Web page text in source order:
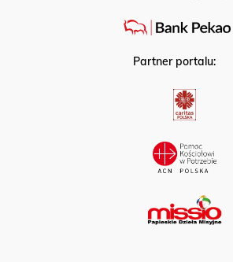
Partner portalu: